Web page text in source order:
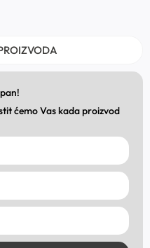
ćemo Vas kada proizvod